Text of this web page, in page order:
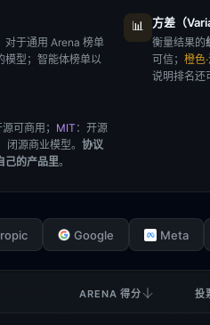
对于通用 Arena 榜单
模型；智能体榜单以
📊 方差（
衡量结果的
可信； 橙色
说明排名还
可商用； MIT ：开源
闭源商业模型。 协议
己的产品里。
Google Meta
ARENA 得分 投